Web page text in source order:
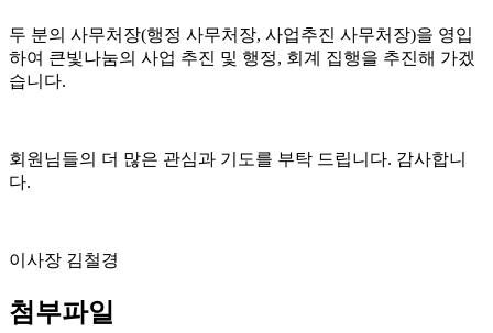
두 분의 사무처장(행정 사무처장, 사업추진 사무처장)을 영입
하여 큰빛나눔의 사업 추진 및 행정, 회계 집행을 추진해 가겠
습니다.
회원님들의 더 많은 관심과 기도를 부탁 드립니다. 감사합니
다.
이사장 김철경
첨부파일